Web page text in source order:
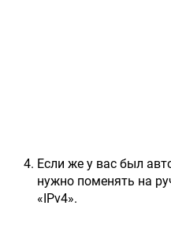
Если же у вас был
нужно поменять на
«IPv4».